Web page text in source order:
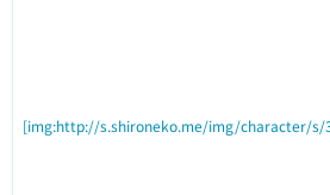
[img:http://s.shironeko.me/img/character/s/